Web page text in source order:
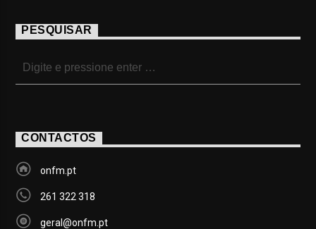
PESQUISAR
CONTACTOS
onfm.pt
261 322 318
geral@onfm.pt